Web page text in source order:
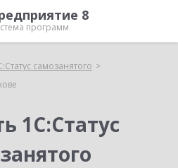
8
программ
самозанятого
1С:Статус